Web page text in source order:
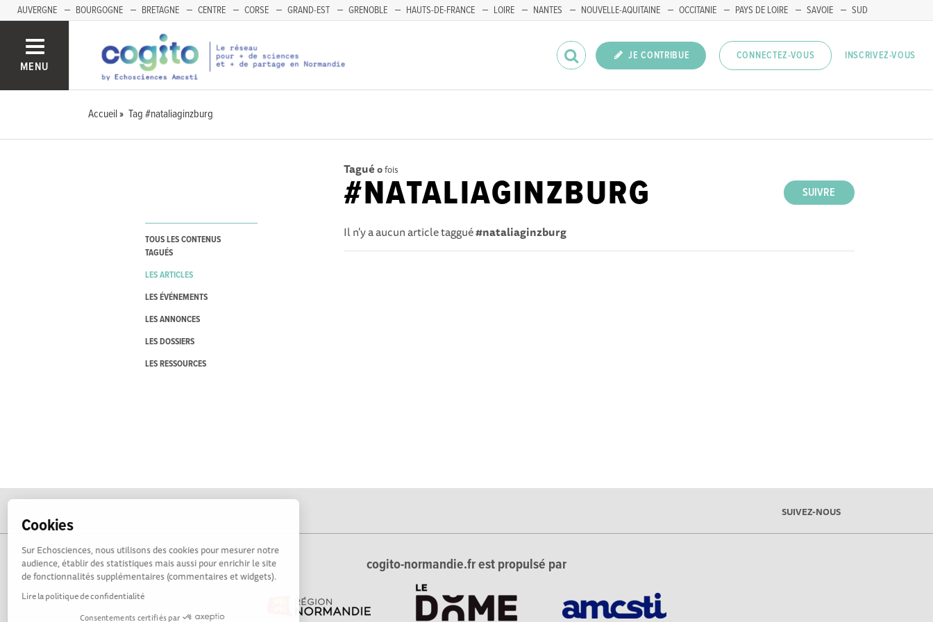
Cookies
Sur Echosciences, nous utilisons des cookies pour mesurer notre
audience, établir des statistiques mais aussi pour enrichir le site
de fonctionnalités supplémentaires (commentaires et widgets).
Lire la politique de confidentialité
Consentements certifiés par
AUVERGNE BOURGOGNE BRETAGNE CENTRE CORSE GRAND-EST GRENOBLE HAUTS-DE-FRANCE LOIRE NANTES NOUVELLE-AQUITAINE OCCITANIE PAYS DE LOIRE SAVOIE SUD
MENU
JE CONTRIBUE CONNECTEZ-VOUS INSCRIVEZ-VOUS
Accueil Tag #nataliaginzburg
TOUS LES CONTENUS
TAGUÉS
LES ARTICLES
LES ÉVÉNEMENTS
LES ANNONCES
LES DOSSIERS
LES RESSOURCES
Tagué 0fois
SUIVRE
#NATALIAGINZBURG
Il n'y a aucun article taggué#nataliaginzburg
SUIVEZ-NOUS
cogito-normandie.fr est propulsé par